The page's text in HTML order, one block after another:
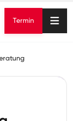
Termin